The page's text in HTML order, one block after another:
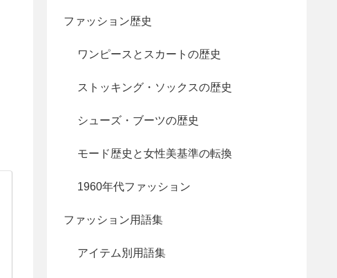
ファッション歴史
ワンピースとスカートの歴史
ストッキング・ソックスの歴史
シューズ・ブーツの歴史
モード歴史と女性美基準の転換
1960年代ファッション
ファッション用語集
アイテム別用語集